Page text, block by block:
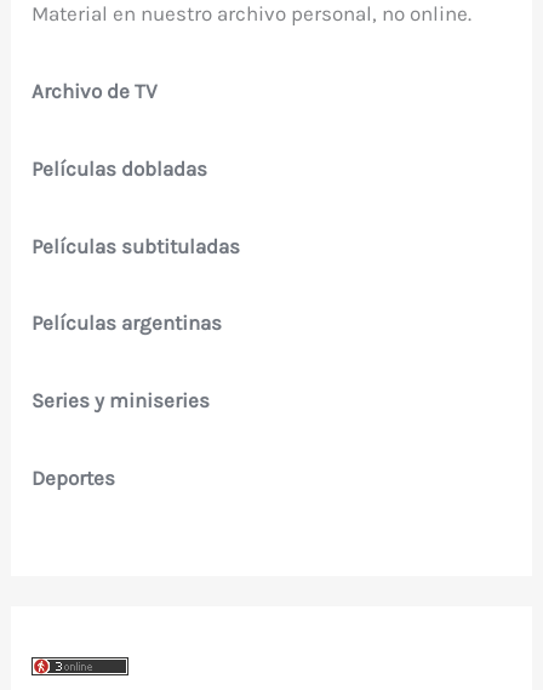
Material en nuestro archivo personal, no online.
Archivo de TV
Películas dobladas
Películas subtituladas
Películas argentinas
Series y miniseries
Deportes